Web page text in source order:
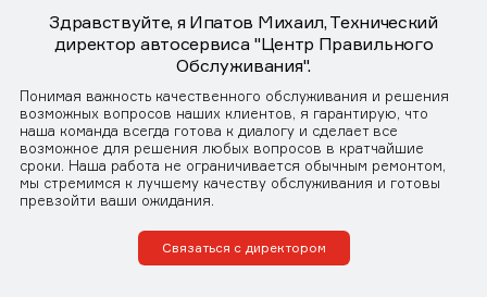
Здравствуйте, я Ипатов Михаил, Технический
директор автосервиса "Центр Правильного
Обслуживания".
Понимая важность качественного обслуживания и решения
возможных вопросов наших клиентов, я гарантирую, что
наша команда всегда готова к диалогу и сделает все
возможное для решения любых вопросов в кратчайшие
сроки. Наша работа не ограничивается обычным ремонтом,
мы стремимся к лучшему качеству обслуживания и готовы
превзойти ваши ожидания.
Связаться с директором